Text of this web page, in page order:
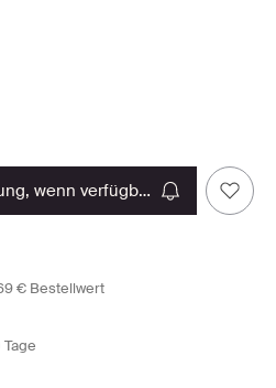
wenn verfügbar
€ Bestellwert